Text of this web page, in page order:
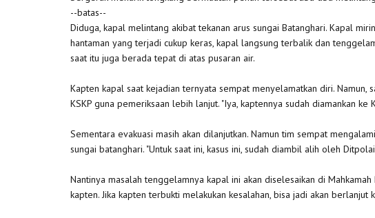
--batas--
Diduga, kapal melintang akibat tekanan arus sungai Batanghari. Kapal
hantaman yang terjadi cukup keras, kapal langsung terbalik dan
saat itu juga berada tepat di atas pusaran air.
Kapten kapal saat kejadian ternyata sempat menyelamatkan diri. Namun,
KSKP guna pemeriksaan lebih lanjut. "Iya, kaptennya sudah diamankan ke
Sementara evakuasi masih akan dilanjutkan. Namun tim sempat
sungai batanghari. "Untuk saat ini, kasus ini, sudah diambil alih oleh
Nantinya masalah tenggelamnya kapal ini akan diselesaikan di
kapten. Jika kapten terbukti melakukan kesalahan, bisa jadi akan berlanjut